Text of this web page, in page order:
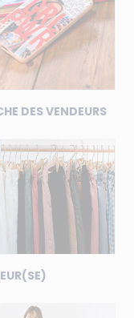
DES VENDEURS